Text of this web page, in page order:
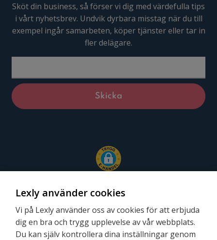
Sköt din business, så förser vi dig med värdefulla tips
i vårt nyhetsbrev. Undvik dyrbara misstag när du till
exempel ingår samarbeten, köper tjänster eller tar in
fler delägare.
Följ oss
Lexly använder cookies
Vi på Lexly använder oss av cookies för att erbjuda
dig en bra och trygg upplevelse av vår webbplats.
Du kan själv kontrollera dina inställningar genom